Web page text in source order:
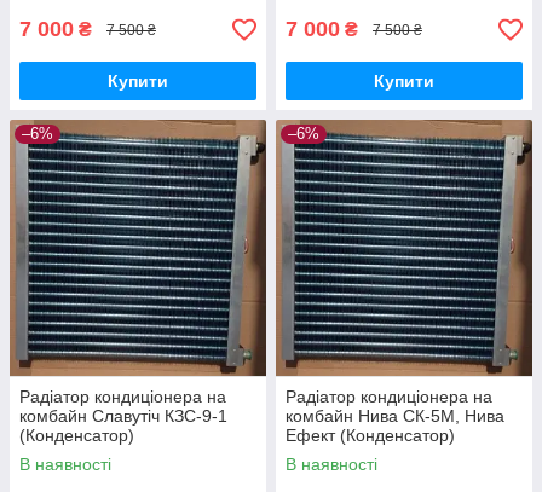
7 000 ₴ 7 500 ₴
Купити
7 000 ₴ 7 500 ₴
Купити
–6%
Радіатор кондиціонера на
комбайн Славутіч КЗС-9-1
(Конденсатор)
В наявності
–6%
Радіатор кондиціонера на
комбайн Нива СК-5М, Нива
Ефект (Конденсатор)
В наявності